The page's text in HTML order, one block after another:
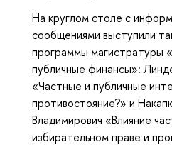
На круглом столе с
сообщениями выступили
программы магистратуры
публичные финансы»:
«Частные и публичные
противостояние?» и
Владимирович «Влияние
избирательном праве и